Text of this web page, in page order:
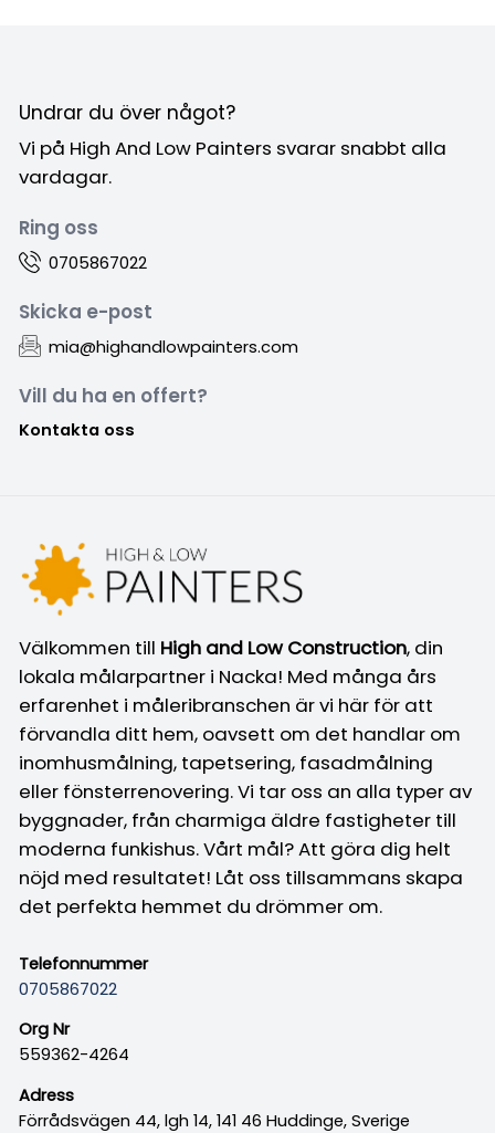
Undrar du över något?
Vi på High And Low Painters svarar snabbt alla
vardagar.
Ring oss
0705867022
Skicka e-post
mia@highandlowpainters.com
Vill du ha en offert?
Kontakta oss
Välkommen till High and Low Construction, din
lokala målarpartner i Nacka! Med många års
erfarenhet i måleribranschen är vi här för att
förvandla ditt hem, oavsett om det handlar om
inomhusmålning, tapetsering, fasadmålning
eller fönsterrenovering. Vi tar oss an alla typer av
byggnader, från charmiga äldre fastigheter till
moderna funkishus. Vårt mål? Att göra dig helt
nöjd med resultatet! Låt oss tillsammans skapa
det perfekta hemmet du drömmer om.
Telefonnummer
0705867022
Org Nr
559362-4264
Adress
Förrådsvägen 44, lgh 14, 141 46 Huddinge, Sverige